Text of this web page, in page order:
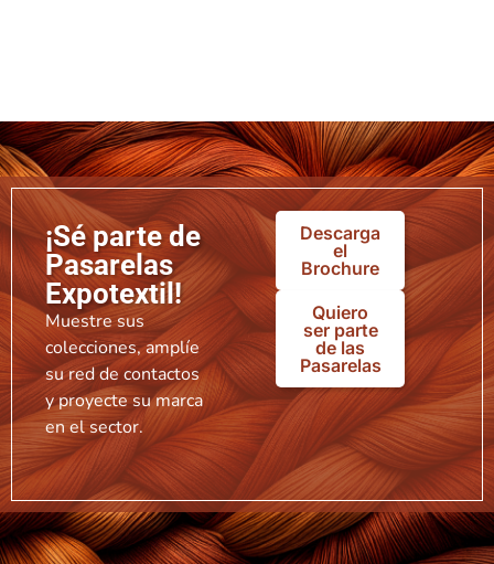
¡Sé parte de
Pasarelas
Expotextil!
Muestre sus
colecciones, amplíe
su red de contactos
y proyecte su marca
en el sector.
Descarga
el
Brochure
Quiero
ser parte
de las
Pasarelas